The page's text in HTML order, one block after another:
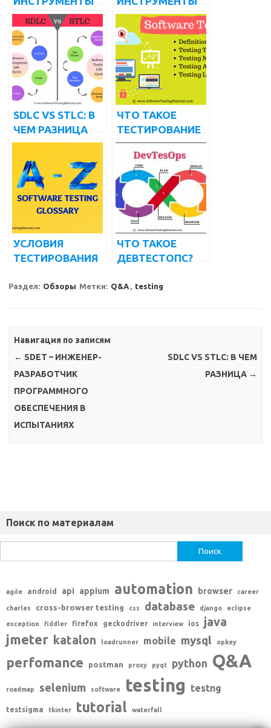
УПРАВЛЕНИЯ
ТЕСТИРОВАНИЕ
М (БЕСПЛАТНЫЕ
И ПЛАТНЫЕ) НА
2022 ГОД
ТЕСТИРОВАНИЯ
МОБИЛЬНЫХ
ПРИЛОЖЕНИЙ В
2024 ГОДУ ДЛЯ
ANDROID И IOS
SDLC VS STLC: В
ЧЕМ РАЗНИЦА
ЧТО ТАКОЕ
ТЕСТИРОВАНИЕ
ПРОГРАММНОГО
ОБЕСПЕЧЕНИЯ |
ВСЕ, ЧТО ВЫ
ДОЛЖНЫ ЗНАТЬ
УСЛОВИЯ
ТЕСТИРОВАНИЯ
ОБЕСПЕЧЕНИЯ,
ТЕСТЕРЫ
ПРОГРАММНОГО
ОБЕСПЕЧЕНИЯ
ЧТО ТАКОЕ
ДЕВТЕСТОПС?
РЕАЛИЗАЦИЯ И
Раздел: Обзоры Метки: Q&A testing
Навигация по записям
← SDET – ИНЖЕНЕР-
РАЗРАБОТЧИК
ПРОГРАММНОГО
ОБЕСПЕЧЕНИЯ В
ИСПЫТАНИЯХ
SDLC VS STLC: В ЧЕМ
РАЗНИЦА →
Поиск по материалам
agile android api appium automation browser career
charles cross-browser testing css database django eclipse
exception fiddler firefox geckodriver interview ios java
jmeter katalon loadrunner mobile mysql opkey
perfomance postman proxy pyqt python Q&A
roadmap selenium software testing testng
testsigma tkinter tutorial waterfall